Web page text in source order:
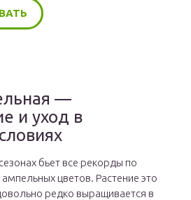
—
и уход в
бьет все рекорды по
цветов. Растение это
редко выращивается в